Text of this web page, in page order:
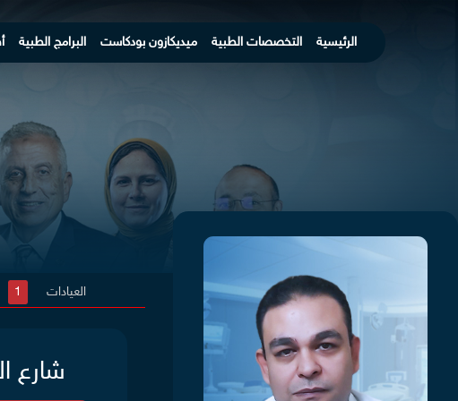
الرئيسية التخصصات الطبية ميديكازون بودكاست البرامج الطبية
العيادات 1
شارع